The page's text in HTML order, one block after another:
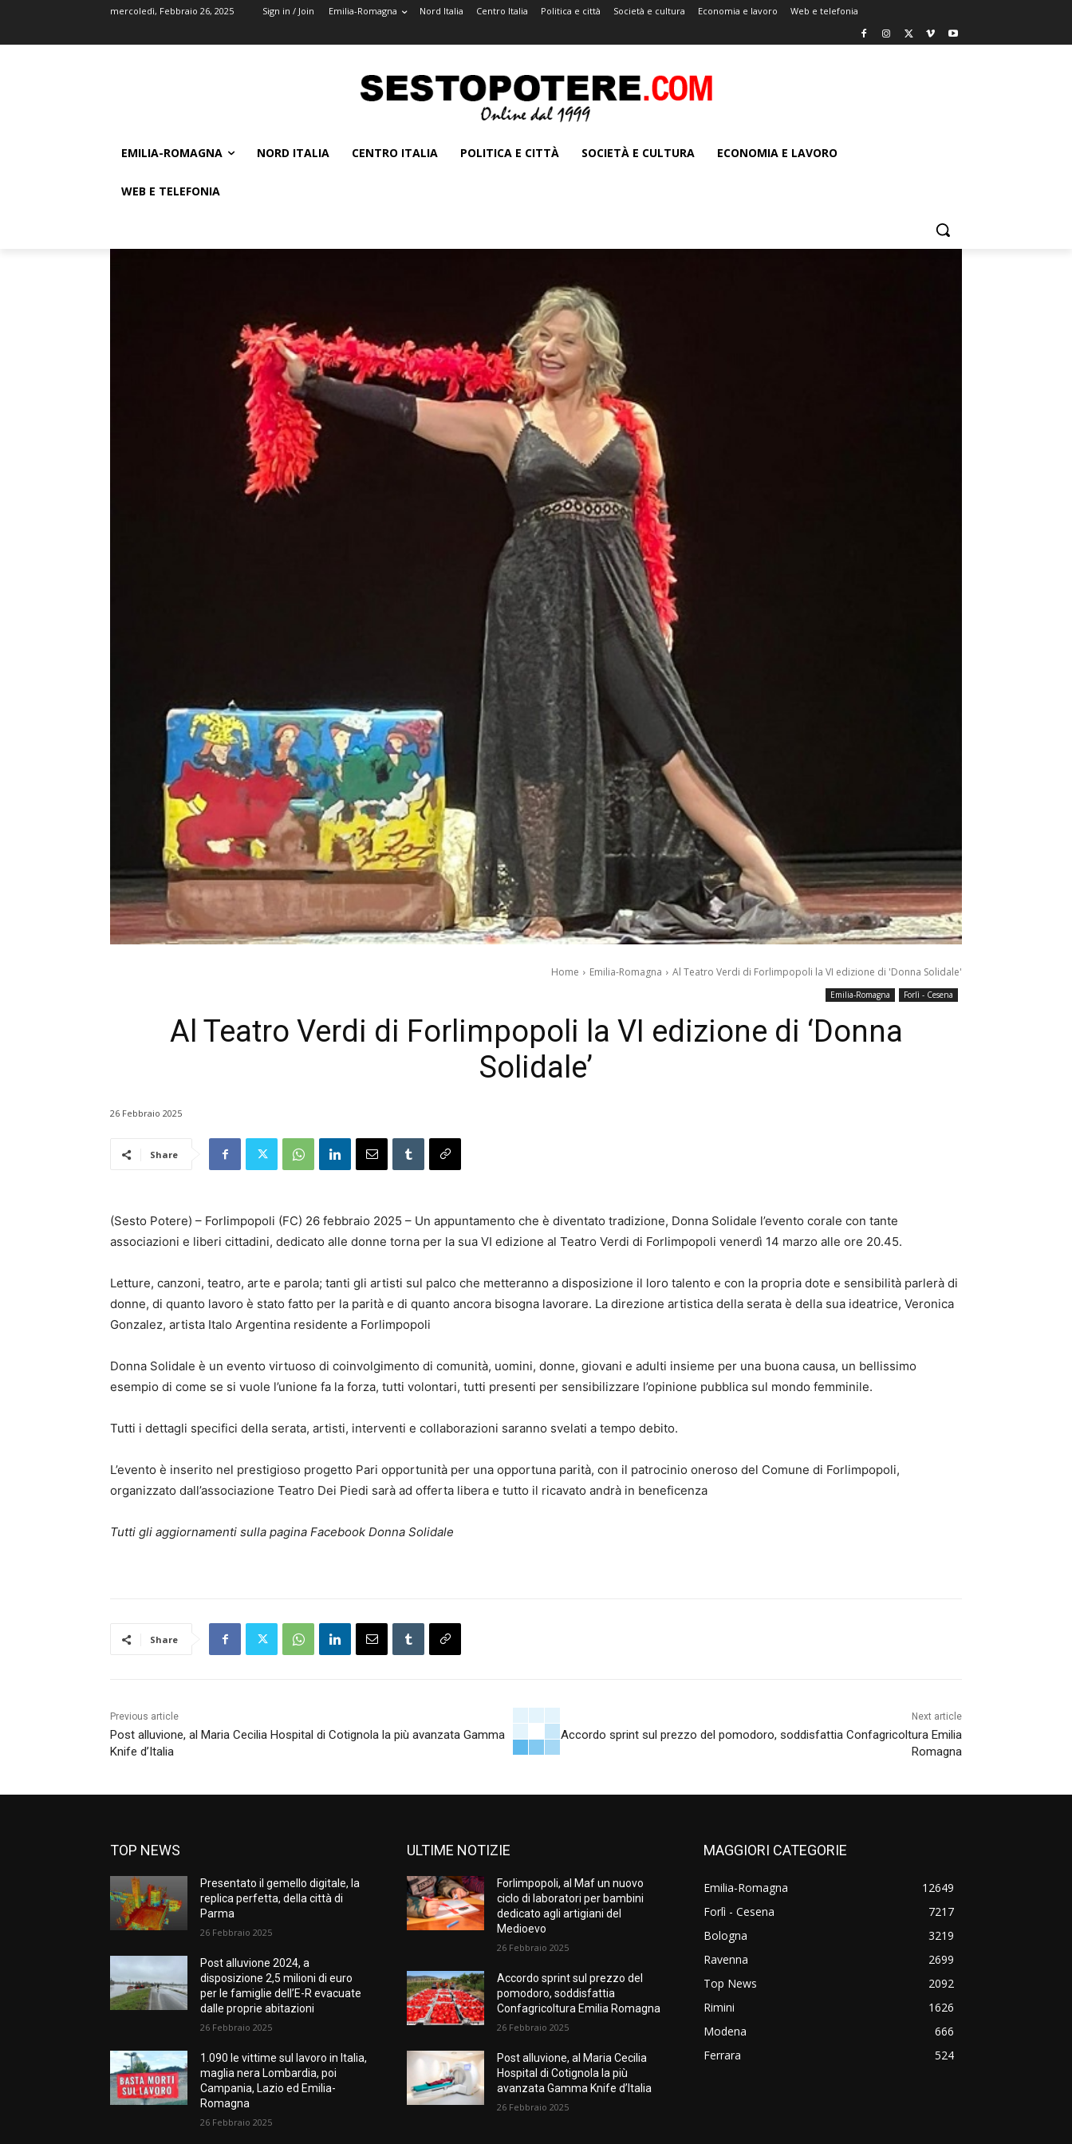
mercoledì, Febbraio 26, 2025 Sign in / Join Emilia-Romagna Nord Italia Centro Italia Politica e città Società e cultura Economia e lavoro Web e telefonia
EMILIA-ROMAGNA NORD ITALIA CENTRO ITALIA POLITICA E CITTÀ SOCIETÀ E CULTURA ECONOMIA E LAVORO
WEB E TELEFONIA
Home Emilia-Romagna Al Teatro Verdi di Forlimpopoli la VI edizione di 'Donna Solidale'
Emilia-Romagna Forlì - Cesena
Al Teatro Verdi di Forlimpopoli la VI edizione di ‘Donna
Solidale’
26 Febbraio 2025
Share
(Sesto Potere) – Forlimpopoli (FC) 26 febbraio 2025 – Un appuntamento che è diventato tradizione, Donna Solidale l’evento corale con tante
associazioni e liberi cittadini, dedicato alle donne torna per la sua VI edizione al Teatro Verdi di Forlimpopoli venerdì 14 marzo alle ore 20.45.
Letture, canzoni, teatro, arte e parola; tanti gli artisti sul palco che metteranno a disposizione il loro talento e con la propria dote e sensibilità parlerà di
donne, di quanto lavoro è stato fatto per la parità e di quanto ancora bisogna lavorare. La direzione artistica della serata è della sua ideatrice, Veronica
Gonzalez, artista Italo Argentina residente a Forlimpopoli
Donna Solidale è un evento virtuoso di coinvolgimento di comunità, uomini, donne, giovani e adulti insieme per una buona causa, un bellissimo
esempio di come se si vuole l’unione fa la forza, tutti volontari, tutti presenti per sensibilizzare l’opinione pubblica sul mondo femminile.
Tutti i dettagli specifici della serata, artisti, interventi e collaborazioni saranno svelati a tempo debito.
L’evento è inserito nel prestigioso progetto Pari opportunità per una opportuna parità, con il patrocinio oneroso del Comune di Forlimpopoli,
organizzato dall’associazione Teatro Dei Piedi sarà ad offerta libera e tutto il ricavato andrà in beneficenza
Tutti gli aggiornamenti sulla pagina Facebook Donna Solidale
Share
Previous article
Post alluvione, al Maria Cecilia Hospital di Cotignola la più avanzata Gamma
Knife d’Italia
Next article
Accordo sprint sul prezzo del pomodoro, soddisfattia Confagricoltura Emilia
Romagna
TOP NEWS
Presentato il gemello digitale, la
replica perfetta, della città di
Parma
26 Febbraio 2025
Post alluvione 2024, a
disposizione 2,5 milioni di euro
per le famiglie dell’E-R evacuate
dalle proprie abitazioni
26 Febbraio 2025
1.090 le vittime sul lavoro in Italia,
maglia nera Lombardia, poi
Campania, Lazio ed Emilia-
Romagna
26 Febbraio 2025
ULTIME NOTIZIE
Forlimpopoli, al Maf un nuovo
ciclo di laboratori per bambini
dedicato agli artigiani del
Medioevo
26 Febbraio 2025
Accordo sprint sul prezzo del
pomodoro, soddisfattia
Confagricoltura Emilia Romagna
26 Febbraio 2025
Post alluvione, al Maria Cecilia
Hospital di Cotignola la più
avanzata Gamma Knife d’Italia
26 Febbraio 2025
MAGGIORI CATEGORIE
Emilia-Romagna
12649
Forlì - Cesena
7217
Bologna
3219
Ravenna
2699
Top News
2092
Rimini
1626
Modena
666
Ferrara
524